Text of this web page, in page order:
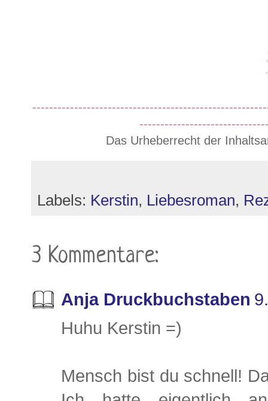
Das Urheberrecht der
Labels: Kerstin, Liebesroman,
3 Kommentare:
Anja Druckbuchstaben
Huhu Kerstin =)
Mensch bist du schnell!